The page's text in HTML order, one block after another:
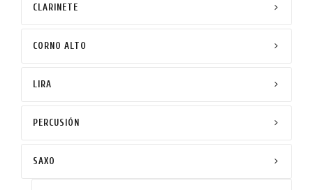
CLARINETE
CORNO ALTO
LIRA
PERCUSIÓN
SAXO